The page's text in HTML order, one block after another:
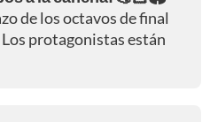
de los octavos de final
protagonistas están